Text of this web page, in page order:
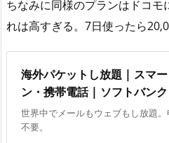
ちなみに同様のプランはドコモ
れは高すぎる。7日使ったら
海外パケットし放題 | スマ
ン・携帯電話 | ソフトバンク
世界中でメールもウェブもし放題
不要。